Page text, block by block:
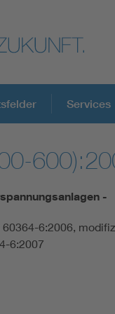
Blitzschutz: DIN EN
Economy für
Services
-
60364-6:2006,
6:2007